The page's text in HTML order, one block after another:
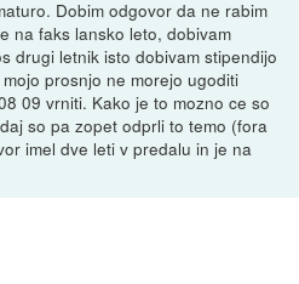
Dobim odgovor da ne rabim
na faks lansko leto, dobivam
drugi letnik isto dobivam stipendijo
prosnjo ne morejo ugoditi
09 vrniti. Kako je to mozno ce so
so pa zopet odprli to temo (fora
imel dve leti v predalu in je na